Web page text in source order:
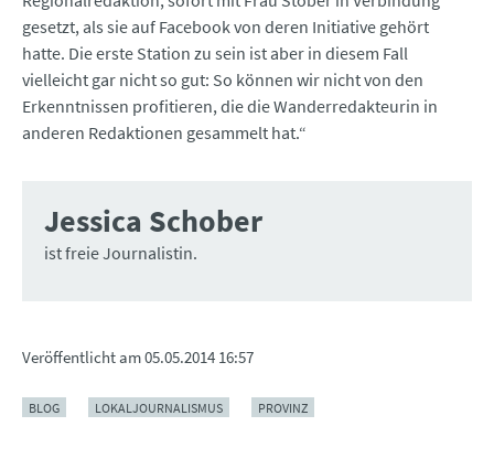
gesetzt, als sie auf Facebook von deren Initiative gehört
hatte. Die erste Station zu sein ist aber in diesem Fall
vielleicht gar nicht so gut: So können wir nicht von den
Erkenntnissen profitieren, die die Wanderredakteurin in
anderen Redaktionen gesammelt hat.“
Jessica Schober
ist freie Journalistin.
Veröffentlicht am05.05.2014 16:57
BLOG LOKALJOURNALISMUS PROVINZ